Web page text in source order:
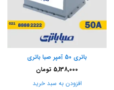
باتری 50 آمپر صبا باتری
5,138,000 تومان
افزودن به سبد خرید